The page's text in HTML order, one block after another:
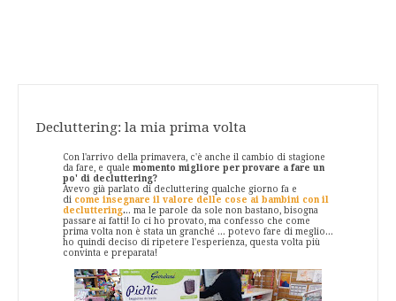
Decluttering: la mia prima volta
Con l'arrivo della primavera, c'è anche il cambio di stagione
da fare, e quale momento migliore per provare a fare un
po' di decluttering?
Avevo già parlato di decluttering qualche giorno fa e
di come insegnare il valore delle cose ai bambini con il
decluttering... ma le parole da sole non bastano, bisogna
passare ai fatti! Io ci ho provato, ma confesso che come
prima volta non è stata un granché ... potevo fare di meglio...
ho quindi deciso di ripetere l'esperienza, questa volta più
convinta e preparata!